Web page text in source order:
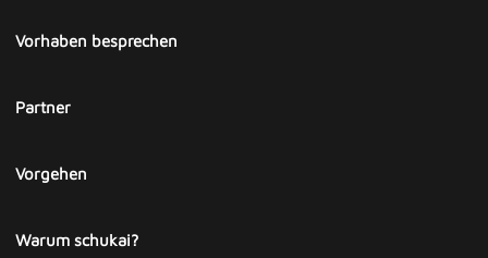
Vorhaben besprechen
Partner
Vorgehen
Warum schukai?